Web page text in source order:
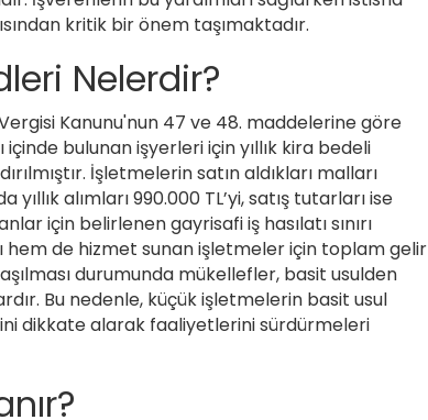
kritik bir önem taşımaktadır.
Nelerdir?
Kanunu'nun 47 ve 48. maddelerine göre
bulunan işyerleri için yıllık kira bedeli
İşletmelerin satın aldıkları malları
alımları 990.000 TL’yi, satış tutarları ise
için belirlenen gayrisafi iş hasılatı sınırı
hem de hizmet sunan işletmeler için toplam gelir
aşılması durumunda mükellefler, basit usulden
Bu nedenle, küçük işletmelerin basit usul
dikkate alarak faaliyetlerini sürdürmeleri